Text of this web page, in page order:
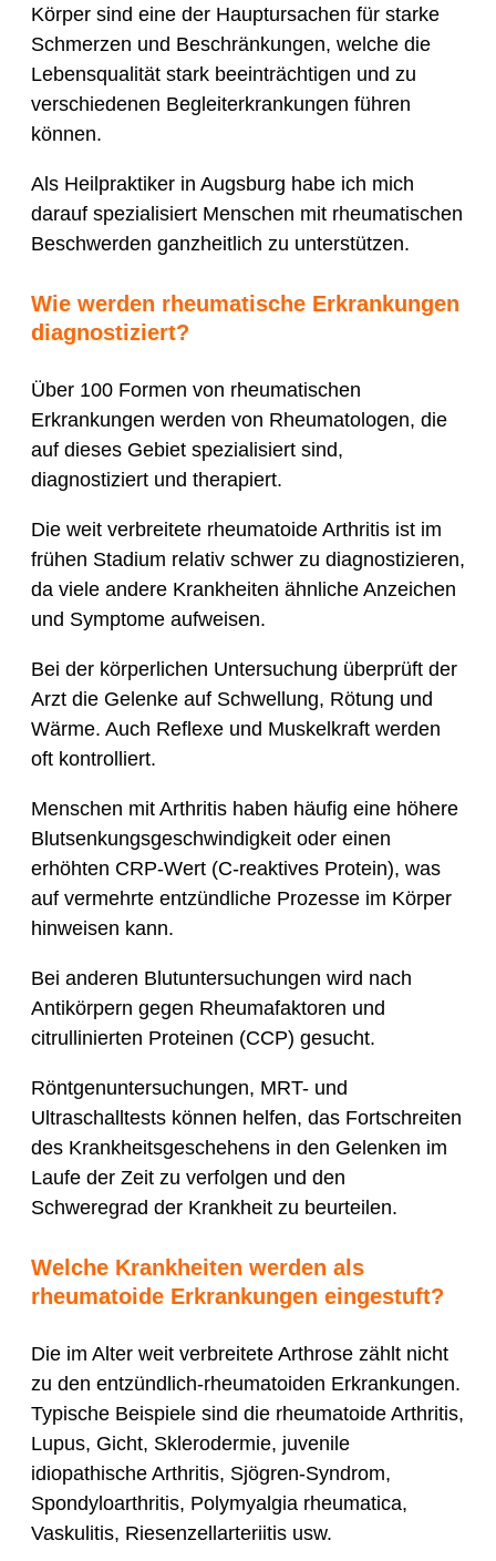
Körper sind eine der Hauptursachen für starke
Schmerzen und Beschränkungen, welche die
Lebensqualität stark beeinträchtigen und zu
verschiedenen Begleiterkrankungen führen
können.
Als Heilpraktiker in Augsburg habe ich mich
darauf spezialisiert Menschen mit rheumatischen
Beschwerden ganzheitlich zu unterstützen.
Wie werden rheumatische Erkrankungen
diagnostiziert?
Über 100 Formen von rheumatischen
Erkrankungen werden von Rheumatologen, die
auf dieses Gebiet spezialisiert sind,
diagnostiziert und therapiert.
Die weit verbreitete rheumatoide Arthritis ist im
frühen Stadium relativ schwer zu diagnostizieren,
da viele andere Krankheiten ähnliche Anzeichen
und Symptome aufweisen.
Bei der körperlichen Untersuchung überprüft der
Arzt die Gelenke auf Schwellung, Rötung und
Wärme. Auch Reflexe und Muskelkraft werden
oft kontrolliert.
Menschen mit Arthritis haben häufig eine höhere
Blutsenkungsgeschwindigkeit oder einen
erhöhten CRP-Wert (C-reaktives Protein), was
auf vermehrte entzündliche Prozesse im Körper
hinweisen kann.
Bei anderen Blutuntersuchungen wird nach
Antikörpern gegen Rheumafaktoren und
citrullinierten Proteinen (CCP) gesucht.
Röntgenuntersuchungen, MRT- und
Ultraschalltests können helfen, das Fortschreiten
des Krankheitsgeschehens in den Gelenken im
Laufe der Zeit zu verfolgen und den
Schweregrad der Krankheit zu beurteilen.
Welche Krankheiten werden als
rheumatoide Erkrankungen eingestuft?
Die im Alter weit verbreitete Arthrose zählt nicht
zu den entzündlich-rheumatoiden Erkrankungen.
Typische Beispiele sind die rheumatoide Arthritis,
Lupus, Gicht, Sklerodermie, juvenile
idiopathische Arthritis, Sjögren-Syndrom,
Spondyloarthritis, Polymyalgia rheumatica,
Vaskulitis, Riesenzellarteriitis usw.